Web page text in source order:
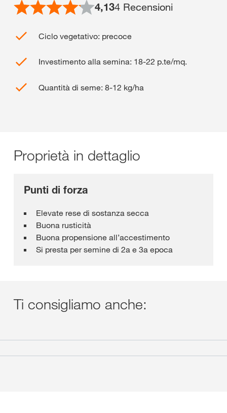
4,134 Recensioni
Ciclo vegetativo: precoce
Investimento alla semina: 18-22 p.te/mq.
Quantità di seme: 8-12 kg/ha
Proprietà in dettaglio
Punti di forza
Elevate rese di sostanza secca
Buona rusticità
Buona propensione all’accestimento
Si presta per semine di 2a e 3a epoca
Ti consigliamo anche: